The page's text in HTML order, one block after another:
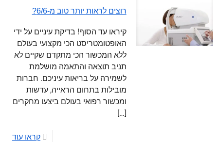
רוצים לראות יותר טוב מ-6/6?
קיראו עד הסוף! בדיקת עיניים על ידי
האופטומטריסט הכי מקצועי בעולם
ללא המכשור הכי מתקדם שקיים לא
תניב תוצאה והתאמה מושלמת
לשמירה על בריאות עיניכם. חברות
מובילות בתחום הראייה, עדשות
ומכשור רפואי בעולם ביצעו מחקרים
[…]
קראו עוד